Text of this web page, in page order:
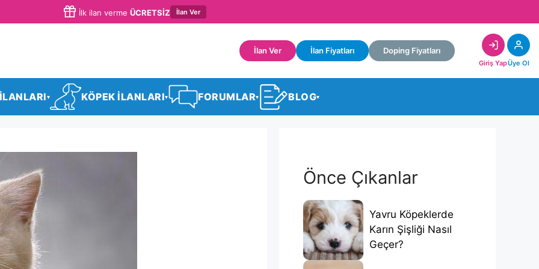
İlk ilan verme ÜCRETSİZ İlan Ver
İlan Ver İlan Fiyatları Doping Fiyatları
Giriş YapÜye Ol
▾ KÖPEK İLANLARI▾ FORUMLAR▾ BLOG▾
Önce Çıkanlar
Yavru Köpeklerde
Karın Şişliği Nasıl
Geçer?